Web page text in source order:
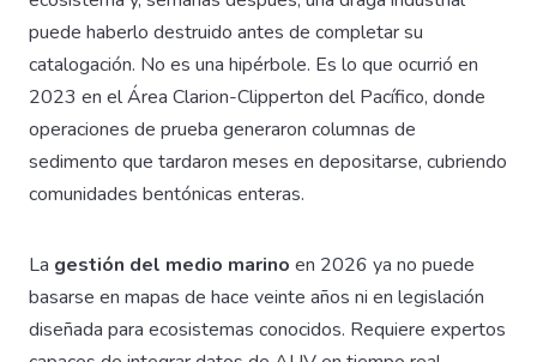
puede haberlo destruido antes de completar su
catalogación. No es una hipérbole. Es lo que ocurrió en
2023 en el Área Clarion-Clipperton del Pacífico, donde
operaciones de prueba generaron columnas de
sedimento que tardaron meses en depositarse, cubriendo
comunidades bentónicas enteras.
La gestión del medio marino en 2026 ya no puede
basarse en mapas de hace veinte años ni en legislación
diseñada para ecosistemas conocidos. Requiere expertos